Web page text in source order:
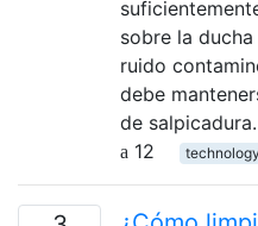
sobre la
ruido
debe
de
12
technology